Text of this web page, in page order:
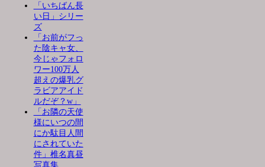
「いちばん長
い日」シリー
ズ
「お前がフっ
た陰キャ女、
今じゃフォロ
ワー100万人
超えの爆乳グ
ラビアアイド
ルだぞ？w」
「お隣の天使
様にいつの間
にか駄目人間
にされていた
件」椎名真昼
写真集